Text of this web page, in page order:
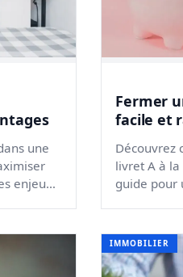
une
enjeux
Fermer
facile et
Découvrez
livret A à la
guide pour
IMMOBILIER